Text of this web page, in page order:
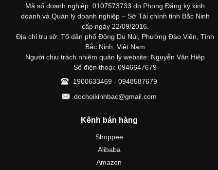
Mã số doanh nghiệp: 0107573733 do Phong Đăng ký kinh
doanh và Quản lý doanh nghiệp – Sở Tài chính tỉnh Bắc Ninh
cấp ngày 22/09/2016.
Địa chỉ trụ sở: Tổ dân phố Đông Du Núi, Phường Đào Viên, Tỉnh
Bắc Ninh, Việt Nam
Người chịu trách nhiệm quản lý website: Nguyễn Văn Hiệp
Số điện thoại: 0946647679
1900633469 - 0948587679
dochoikinhbac@gmail.com
Kênh bán hàng
Shoppee
Alibaba
Amazon